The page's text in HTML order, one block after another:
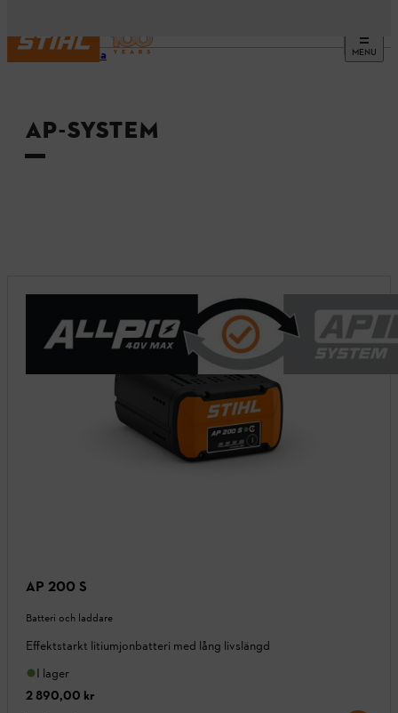
MENU
Startsida
AP-SYSTEM
AP 200 S
Batteri och laddare
Effektstarkt litiumjonbatteri med lång livslängd
I lager
2 890,00 kr